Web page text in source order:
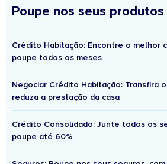
Poupe nos seus
Crédito Habitação: Encontre o melhor
poupe todos os meses
Negociar Crédito Habitação: Transfira
reduza a prestação da casa
Crédito Consolidado: Junte todos os
poupe até 60%